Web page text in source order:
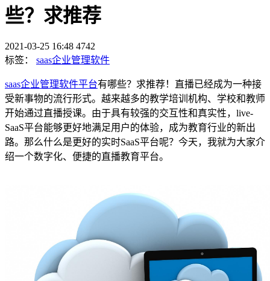
些？求推荐
2021-03-25 16:48 4742
标签：
saas企业管理软件
saas企业管理软件平台有哪些？求推荐！直播已经成为一种接
受新事物的流行形式。越来越多的教学培训机构、学校和教师
开始通过直播授课。由于具有较强的交互性和真实性，live-
SaaS平台能够更好地满足用户的体验，成为教育行业的新出
路。那么什么是更好的实时SaaS平台呢？今天，我就为大家介
绍一个数字化、便捷的直播教育平台。